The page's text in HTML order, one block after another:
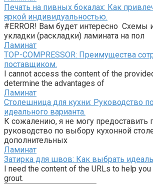
Печать на пивных бокалах: Как
яркой индивидуальностью.
#ERROR! Вам будет интересно Схемы
укладки (раскладки) ламината на пол
Ламинат
TOP-COMPRESSOR: Преимущества
поставщиком.
I cannot access the content of the
determine the advantages of
Ламинат
Столешница для кухни: Руководство
идеального варианта.
К сожалению, я не могу предоставить
руководство по выбору кухонной
дополнительных
Ламинат
Затирка для швов: Как выбрать
I need the content of the URLs to help
grout.